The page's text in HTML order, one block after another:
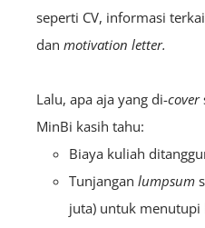
seperti CV, informasi
dan motivation letter.
Lalu, apa aja yang di-cover
MinBi kasih tahu:
Biaya kuliah
Tunjangan lumpsum
juta) untuk menutupi